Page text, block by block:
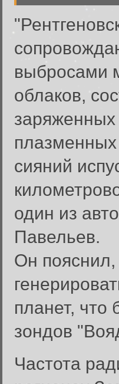
выбросами
облаков,
сияний
один из
Павельев.
Он пояснил,
планет, что
зондов
Частота